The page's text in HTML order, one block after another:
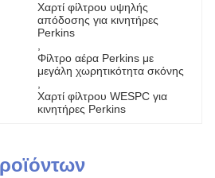
Χαρτί φίλτρου υψηλής
απόδοσης για κινητήρες
Perkins
Φίλτρο αέρα Perkins με
μεγάλη χωρητικότητα σκόνης
Χαρτί φίλτρου WESPC για
κινητήρες Perkins